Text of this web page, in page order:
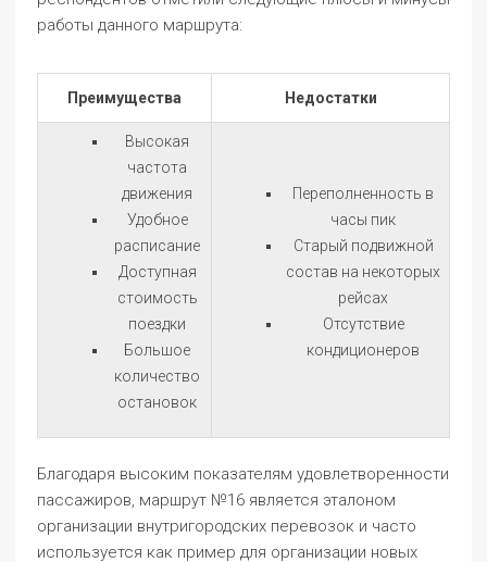
работы данного маршрута:
Преимущества Недостатки
Высокая
частота
движения
Удобное
расписание
Доступная
стоимость
поездки
Большое
количество
остановок
Переполненность в
часы пик
Старый подвижной
состав на некоторых
рейсах
Отсутствие
кондиционеров
Благодаря высоким показателям удовлетворенности
пассажиров, маршрут №16 является эталоном
организации внутригородских перевозок и часто
используется как пример для организации новых